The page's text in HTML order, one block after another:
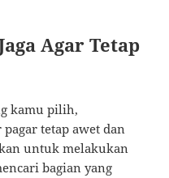
Agar Tetap
kamu pilih,
tetap awet dan
untuk melakukan
bagian yang